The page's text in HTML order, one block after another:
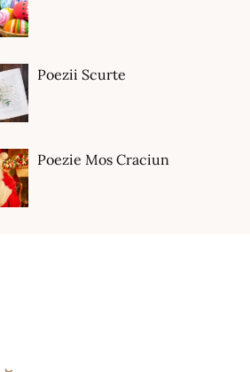
Poezii Scurte
Poezie Mos Craciun